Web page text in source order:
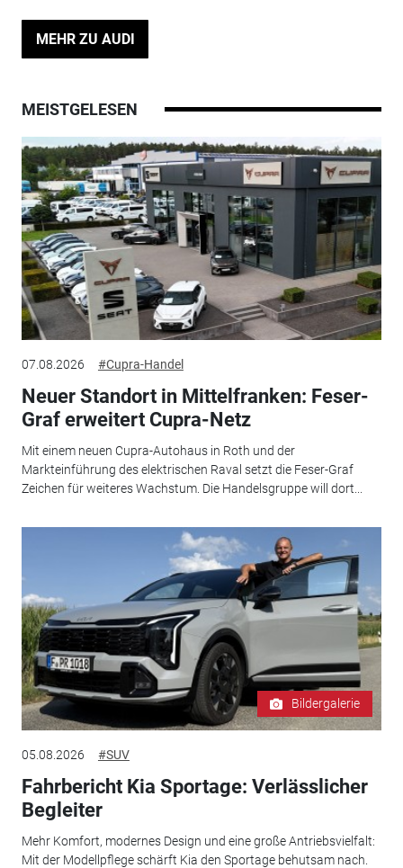
MEHR ZU AUDI
MEISTGELESEN
07.08.2026 #Cupra-Handel
Neuer Standort in Mittelfranken: Feser-
Graf erweitert Cupra-Netz
Mit einem neuen Cupra-Autohaus in Roth und der
Markteinführung des elektrischen Raval setzt die Feser-Graf
Zeichen für weiteres Wachstum. Die Handelsgruppe will dort...
Bildergalerie
05.08.2026 #SUV
Fahrbericht Kia Sportage: Verlässlicher
Begleiter
Mehr Komfort, modernes Design und eine große Antriebsvielfalt:
Mit der Modellpflege schärft Kia den Sportage behutsam nach.